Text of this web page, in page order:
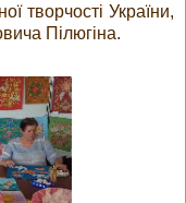
творчості України,
Пілюгіна.